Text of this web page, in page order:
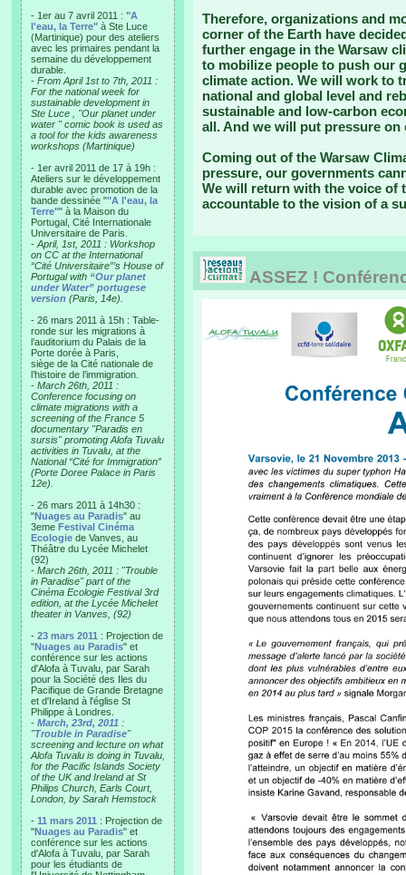
- 1er au 7 avril 2011 : "A
l'eau, la Terre" à Ste Luce
(Martinique) pour des ateliers
avec les primaires pendant la
semaine du développement
durable.
- From April 1st to 7th, 2011 :
For the national week for
sustainable development in
Ste Luce , "Our planet under
water " comic book is used as
a tool for the kids awareness
workshops (Martinique)
- 1er avril 2011 de 17 à 19h :
Ateliers sur le développement
durable avec promotion de la
bande dessinée ""A l'eau, la
Terre"" à la Maison du
Portugal, Cité Internationale
Universitaire de Paris.
- April, 1st, 2011 : Workshop
on CC at the International
“Cité Universitaire”’s House of
Portugal with “Our planet
under Water” portugese
version (Paris, 14e).
- 26 mars 2011 à 15h : Table-
ronde sur les migrations à
l’auditorium du Palais de la
Porte dorée à Paris,
siège de la Cité nationale de
l’histoire de l’immigration.
- March 26th, 2011 :
Conference focusing on
climate migrations with a
screening of the France 5
documentary "Paradis en
sursis" promoting Alofa Tuvalu
activities in Tuvalu, at the
National “Cité for Immigration”
(Porte Doree Palace in Paris
12e).
- 26 mars 2011 à 14h30 :
"Nuages au Paradis" au
3eme Festival Cinéma
Ecologie de Vanves, au
Théâtre du Lycée Michelet
(92)
- March 26th, 2011 : "Trouble
in Paradise" part of the
Cinéma Ecologie Festival 3rd
edition, at the Lycée Michelet
theater in Vanves, (92)
- 23 mars 2011 : Projection de
"Nuages au Paradis" et
conférence sur les actions
d'Alofa à Tuvalu, par Sarah
pour la Société des Iles du
Pacifique de Grande Bretagne
et d'Ireland à l'église St
Philippe à Londres.
- March, 23rd, 2011 :
"Trouble in Paradise"
screening and lecture on what
Alofa Tuvalu is doing in Tuvalu,
for the Pacific Islands Society
of the UK and Ireland at St
Philips Church, Earls Court,
London, by Sarah Hemstock
- 11 mars 2011 : Projection de
"Nuages au Paradis" et
conférence sur les actions
d'Alofa à Tuvalu, par Sarah
pour les étudiants de
Therefore, organizations and
corner of the Earth have
further engage in the Warsaw
to mobilize people to push our
climate action. We will work to
national and global level and
sustainable and low-carbon
all. And we will put pressure on
Coming out of the Warsaw
pressure, our governments
We will return with the voice of
accountable to the vision of a
ASSEZ !